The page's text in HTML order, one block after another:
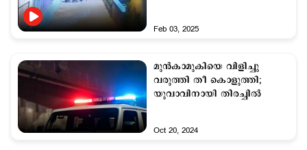
Feb 03, 2025
മുന്‍കാമുകിയെ വിളിച്ചു
വരുത്തി തീ കൊളുത്തി;
യുവാവിനായി തിരച്ചില്‍
Oct 20, 2024